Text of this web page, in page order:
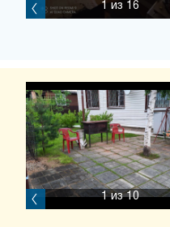
1 из 16
1из 10